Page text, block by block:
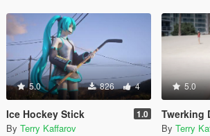
5.0 826 4
Ice Hockey Stick 1.0
By Terry Kaffarov
5.0
Twerking
By Terry